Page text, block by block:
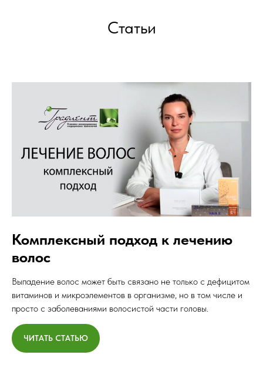
Статьи
Комплексный подход к лечению
волос
Выпадение волос может быть связано не только с дефицитом
витаминов и микроэлементов в организме, но в том числе и
просто с заболеваниями волосистой части головы.
ЧИТАТЬ СТАТЬЮ